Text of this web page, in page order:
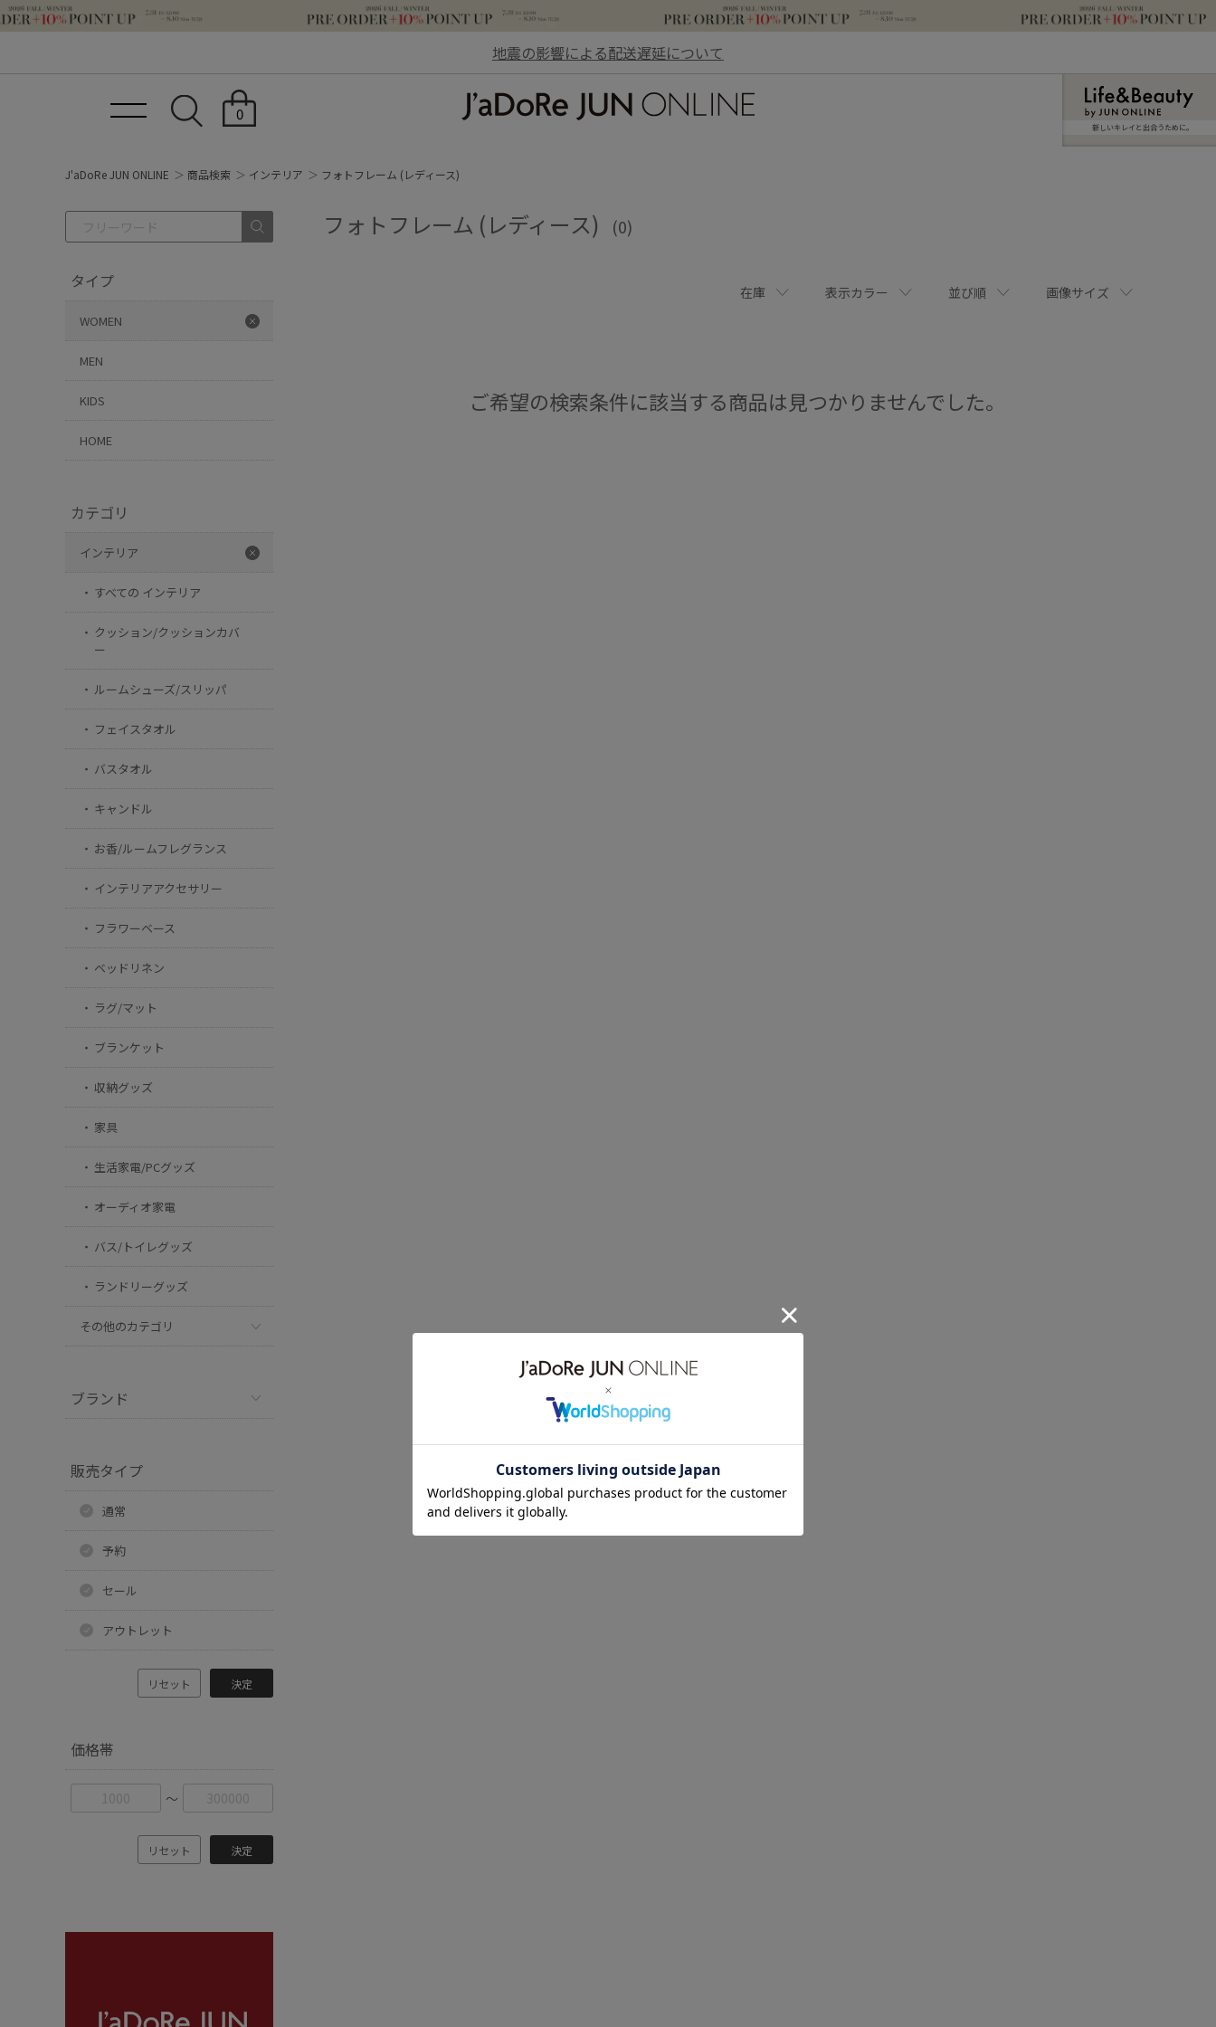
地震の影響による配送遅延について
0
新しいキレイと出合うために。
J'aDoRe JUN ONLINE 商品検索 インテリア フォトフレーム (レディース)
タイプ
WOMEN
MEN
KIDS
HOME
カテゴリ
インテリア
すべての インテリア
クッション/クッションカバ
ー
ルームシューズ/スリッパ
フェイスタオル
バスタオル
キャンドル
お香/ルームフレグランス
インテリアアクセサリー
フラワーベース
ベッドリネン
ラグ/マット
ブランケット
収納グッズ
家具
生活家電/PCグッズ
オーディオ家電
バス/トイレグッズ
ランドリーグッズ
その他のカテゴリ
ブランド
販売タイプ
通常
予約
セール
アウトレット
リセット 決定
価格帯
〜
リセット 決定
フォトフレーム (レディース) (0)
在庫 表示カラー 並び順 画像サイズ
ご希望の検索条件に該当する商品は見つかりませんでした。